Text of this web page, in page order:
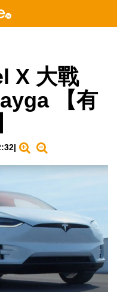
X 大戰
【有
|